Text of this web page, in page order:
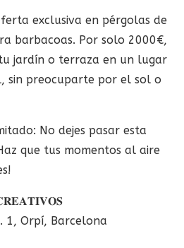
exclusiva en pérgolas de
barbacoas. Por solo 2000€,
jardín o terraza en un lugar
sin preocuparte por el sol o
No dejes pasar esta
que tus momentos al aire
1, Orpí, Barcelona